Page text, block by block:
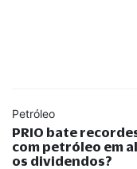
Petróleo
PRIO bate
com petróleo em
os dividendos?